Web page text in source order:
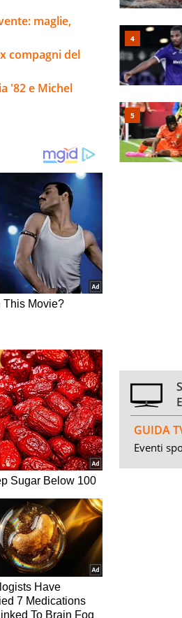
maglie,
compagni del
'82 e Michel
GUIDA
Eventi